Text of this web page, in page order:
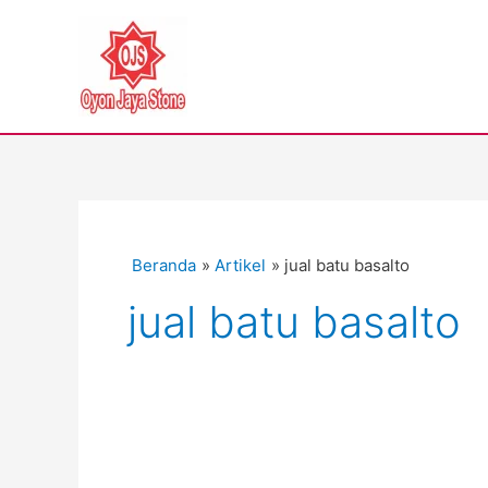
Beranda Artikel jual batu basalto
jual batu basalto